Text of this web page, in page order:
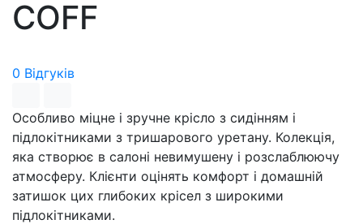
COFF
0 Відгуків
Особливо міцне і зручне крісло з сидінням і
підлокітниками з тришарового уретану. Колекція,
яка створює в салоні невимушену і розслаблюючу
атмосферу. Клієнти оцінять комфорт і домашній
затишок цих глибоких крісел з широкими
підлокітниками.